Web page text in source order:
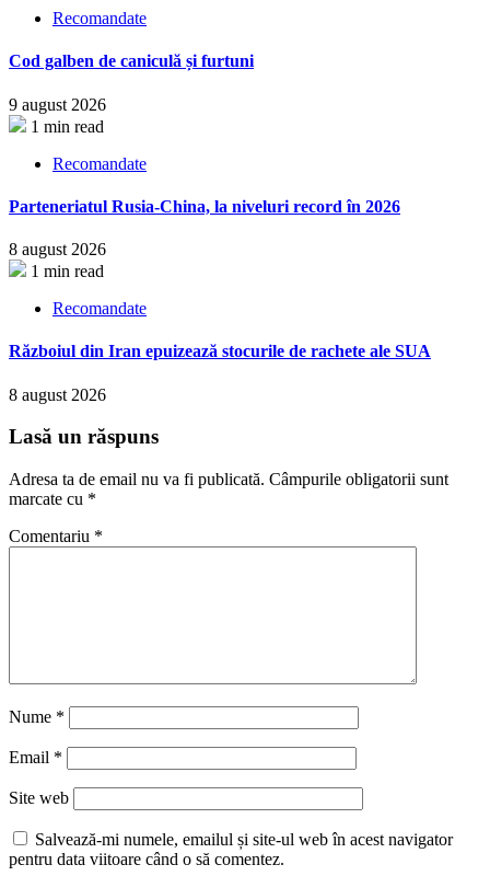
Recomandate
Cod galben de caniculă și furtuni
9 august 2026
1 min read
Recomandate
Parteneriatul Rusia-China, la niveluri record în 2026
8 august 2026
1 min read
Recomandate
Războiul din Iran epuizează stocurile de rachete ale SUA
8 august 2026
Lasă un răspuns
Adresa ta de email nu va fi publicată. Câmpurile obligatorii sunt
marcate cu *
Comentariu *
Nume *
Email *
Site web
Salvează-mi numele, emailul și site-ul web în acest navigator
pentru data viitoare când o să comentez.